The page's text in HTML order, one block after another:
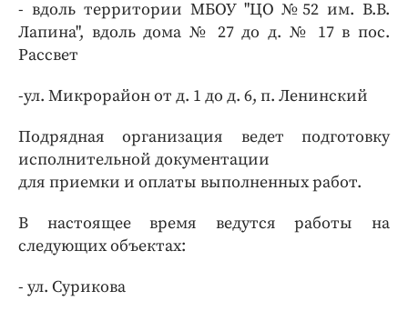
- вдоль территории МБОУ "ЦО №52 им. В.В.
Лапина", вдоль дома № 27 до д. № 17 в пос.
Рассвет
-ул. Микрорайон от д. 1 до д. 6, п. Ленинский
Подрядная организация ведет подготовку
исполнительной документации
для приемки и оплаты выполненных работ.
В настоящее время ведутся работы на
следующих объектах:
- ул. Сурикова